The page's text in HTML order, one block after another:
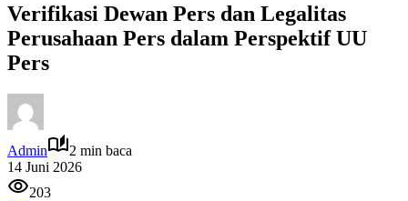
Verifikasi Dewan Pers dan Legalitas
Perusahaan Pers dalam Perspektif UU
Pers
Admin
2 min baca
14 Juni 2026
203